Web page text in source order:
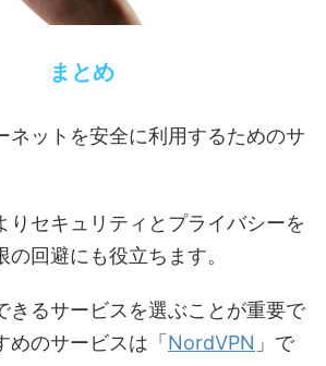
まとめ
ネットを安全に利用するためのサ
りセキュリティとプライバシーを
回避にも役立ちます。
きるサービスを選ぶことが重要で
めのサービスは「 NordVPN 」で